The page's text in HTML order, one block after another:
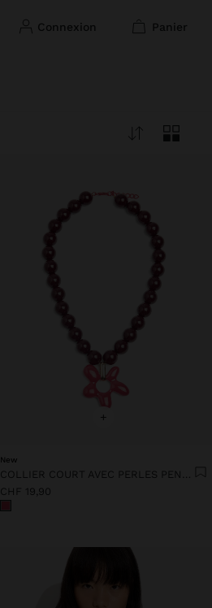
connexion panier
+
New
COLLIER COURT AVEC PERLES PENDENTIF FLEUR
CHF 19,90